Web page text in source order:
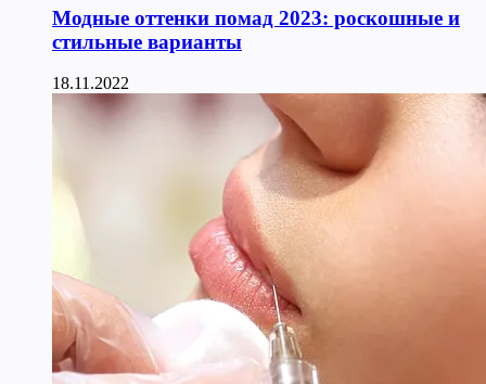
Модные оттенки помад 2023: роскошные и
стильные варианты
18.11.2022